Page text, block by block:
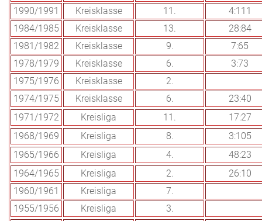
1990/1991
Kreisklasse 11.
4:111
1984/1985
Kreisklasse 13.
28:84
1981/1982
Kreisklasse 9.
7:65
1978/1979
Kreisklasse 6.
3:73
1975/1976
Kreisklasse
2.
1974/1975
Kreisklasse 6.
23:40
1971/1972
Kreisliga 11.
17:27
1968/1969
Kreisliga 8.
3:105
1965/1966
Kreisliga 4.
48:23
1964/1965
Kreisliga 2.
26:10
1960/1961
Kreisliga
7.
1955/1956
Kreisliga
3.